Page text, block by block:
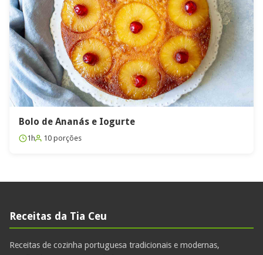
Bolo de Ananás e Iogurte
1h 10 porções
Receitas da Tia Ceu
Receitas de cozinha portuguesa tradicionais e modernas,